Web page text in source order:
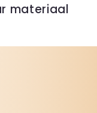
materiaal